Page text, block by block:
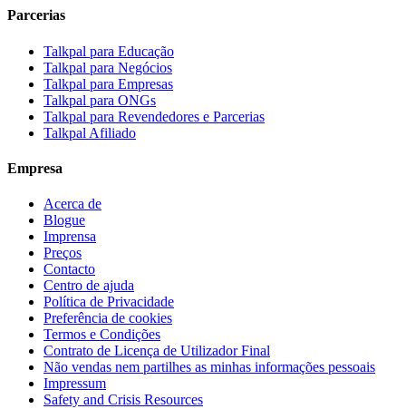
Parcerias
Talkpal para Educação
Talkpal para Negócios
Talkpal para Empresas
Talkpal para ONGs
Talkpal para Revendedores e Parcerias
Talkpal Afiliado
Empresa
Acerca de
Blogue
Imprensa
Preços
Contacto
Centro de ajuda
Política de Privacidade
Preferência de cookies
Termos e Condições
Contrato de Licença de Utilizador Final
Não vendas nem partilhes as minhas informações pessoais
Impressum
Safety and Crisis Resources